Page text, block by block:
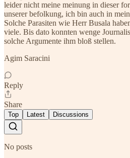
leider nicht meine meinung in dieser
unserer befolkung, ich bin auch in
Solche Parasiten wie Herr Busala
viele. Bis dato konnten wenge
solche Argumente ihm bloß stellen.
Agim Saracini
Reply
Share
Top Latest Discussions
No posts